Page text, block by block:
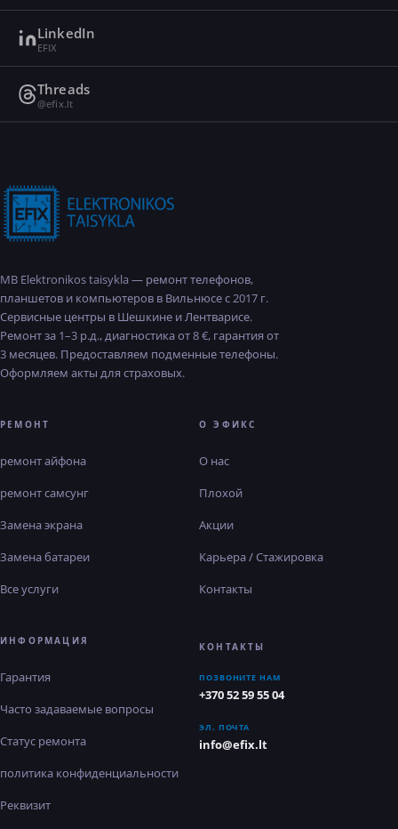
LinkedIn
EFIX
Threads
@efix.lt
MB Elektronikos taisykla — ремонт телефонов,
планшетов и компьютеров в Вильнюсе с 2017 г.
Сервисные центры в Шешкине и Лентварисе.
Ремонт за 1–3 р.д., диагностика от 8 €, гарантия от
3 месяцев. Предоставляем подменные телефоны.
Оформляем акты для страховых.
РЕМОНТ
ремонт айфона
ремонт самсунг
Замена экрана
Замена батареи
Все услуги
О ЭФИКС
О нас
Плохой
Акции
Карьера / Стажировка
Контакты
ИНФОРМАЦИЯ
Гарантия
Часто задаваемые вопросы
Статус ремонта
политика конфиденциальности
Реквизит
КОНТАКТЫ
ПОЗВОНИТЕ НАМ
+370 52 59 55 04
ЭЛ. ПОЧТА
info@efix.lt